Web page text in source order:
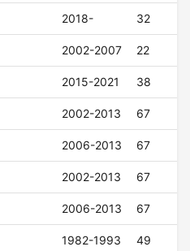
2018- 32
2002-2007 22
2015-2021 38
2002-2013 67
2006-2013 67
2002-2013 67
2006-2013 67
1982-1993 49